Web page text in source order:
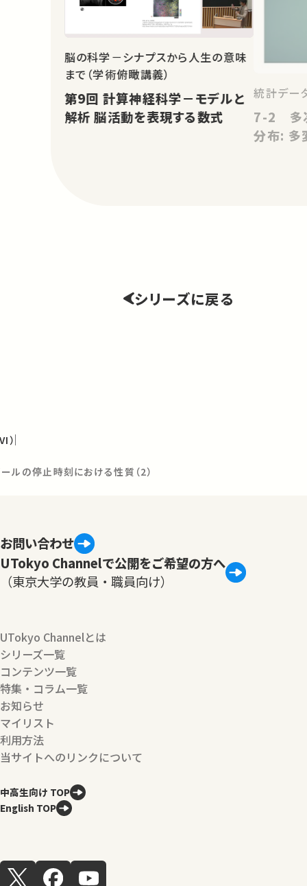
脳の科学－シナプスから人生の意味
まで（学術俯瞰講義）
第9回 計算神経科学－モデルと
解析 脳活動を表現する数式
統計デー
7-2 多
分布: 多
シリーズに戻る
）
の停止時刻における性質（2）
お問い合わせ
UTokyo Channelで公開をご希望の方へ
（東京大学の教員・職員向け）
UTokyo Channelとは
シリーズ一覧
コンテンツ一覧
特集・コラム一覧
お知らせ
マイリスト
利用方法
当サイトへのリンクについて
中高生向け TOP
English TOP